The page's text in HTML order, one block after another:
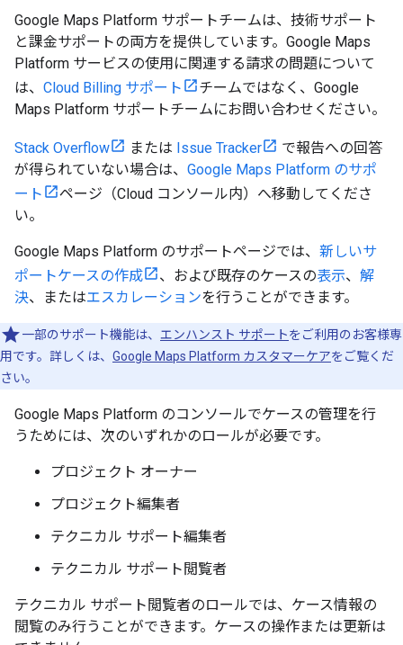
Google Maps Platform サポートチームは、技術サポート
と課金サポートの両方を提供しています。Google Maps
Platform サービスの使用に関連する請求の問題について
は、 Cloud Billing サポート
チームではなく、Google
Maps Platform サポートチームにお問い合わせください。
Stack Overflow または Issue Tracker
で報告への回答
が得られていない場合は、 Google Maps Platform のサポ
ート
ページ（Cloud コンソール内）へ移動してくださ
い。
Google Maps Platform のサポートページでは、 新しいサ
ポートケースの作成
、および既存のケースの表示、 解
決、またはエスカレーションを行うことができます。
一部のサポート機能は、 エンハンスト サポートをご利用のお客様専
用です。詳しくは、 Google Maps Platform カスタマーケアをご覧くだ
さい。
Google Maps Platform のコンソールでケースの管理を行
うためには、次のいずれかのロールが必要です。
プロジェクト オーナー
プロジェクト編集者
テクニカル サポート編集者
テクニカル サポート閲覧者
テクニカル サポート閲覧者のロールでは、ケース情報の
閲覧のみ行うことができます。ケースの操作または更新は